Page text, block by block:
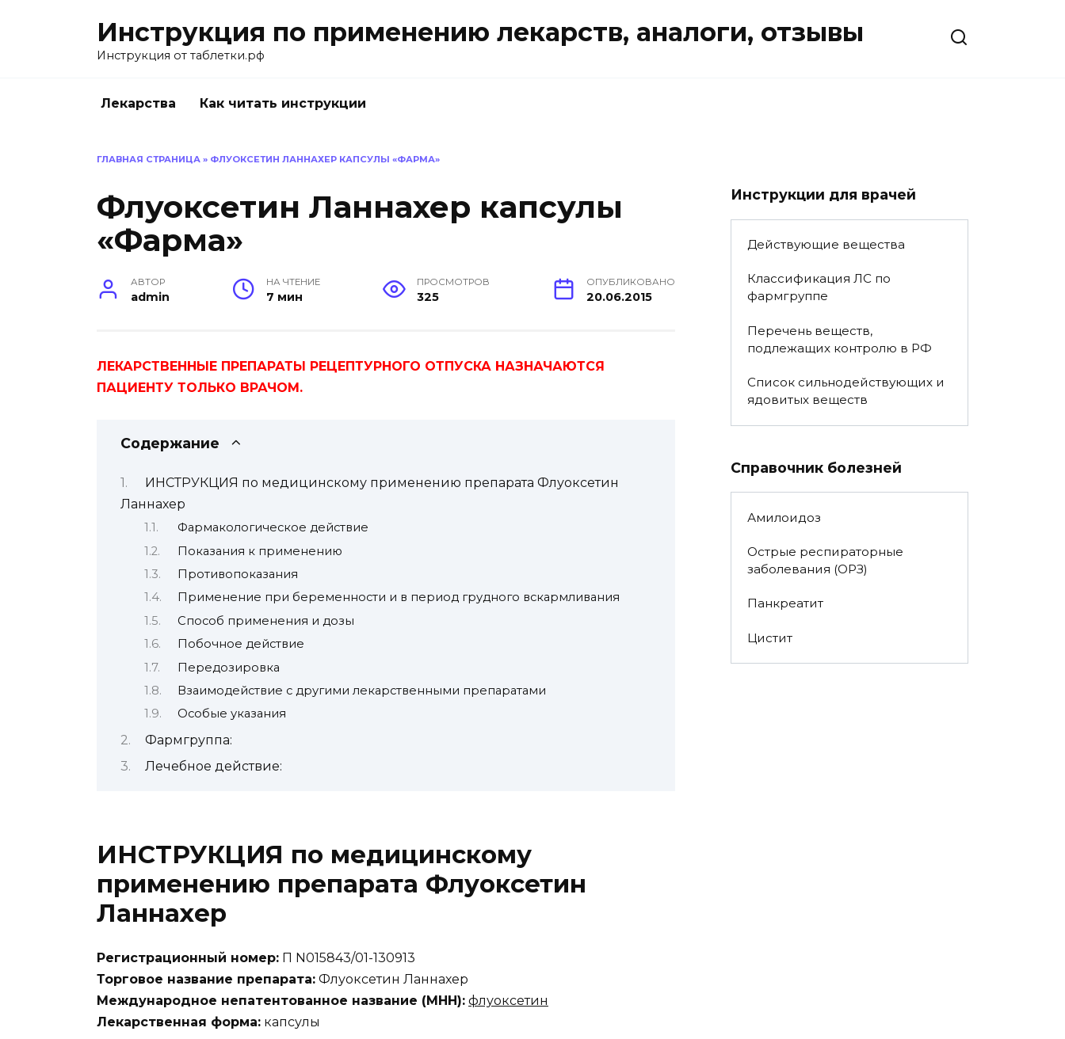
Инструкция по применению лекарств, аналоги, отзывы
Инструкция от таблетки.рф
Лекарства Как читать инструкции
ГЛАВНАЯ СТРАНИЦА » ФЛУОКСЕТИН ЛАННАХЕР КАПСУЛЫ «ФАРМА»
Флуоксетин Ланнахер капсулы
«Фарма»
АВТОР
admin
НА ЧТЕНИЕ
7 мин
ПРОСМОТРОВ
325
ОПУБЛИКОВАНО
20.06.2015
ЛЕКАРСТВЕННЫЕ ПРЕПАРАТЫ РЕЦЕПТУРНОГО ОТПУСКА НАЗНАЧАЮТСЯ
ПАЦИЕНТУ ТОЛЬКО ВРАЧОМ.
Содержание
ИНСТРУКЦИЯ по медицинскому применению препарата Флуоксетин
Ланнахер
Фармакологическое действие
Показания к применению
Противопоказания
Применение при беременности и в период грудного вскармливания
Способ применения и дозы
Побочное действие
Передозировка
Взаимодействие с другими лекарственными препаратами
Особые указания
Фармгруппа:
Лечебное действие:
ИНСТРУКЦИЯ по медицинскому
применению препарата Флуоксетин
Ланнахер
Регистрационный номер: П N015843/01-130913
Торговое название препарата: Флуоксетин Ланнахер
Международное непатентованное название (MHH): флуоксетин
Лекарственная форма: капсулы
Инструкции для врачей
Действующие вещества
Классификация ЛС по
фармгруппе
Перечень веществ,
подлежащих контролю в РФ
Список сильнодействующих и
ядовитых веществ
Справочник болезней
Амилоидоз
Острые респираторные
заболевания (ОРЗ)
Панкреатит
Цистит